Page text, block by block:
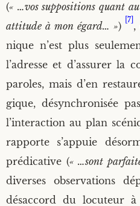
(« …vos sup­po­si­tions quant
atti­tude à mon égard… »)
[7]
,
nique n’est plus
l’adresse et d’assurer la
paroles, mais d’en
gique, désyn­chro­ni­sée
l’interaction au plan
rap­porte s’appuie
pré­di­ca­tive (« …sont
diverses obser­va­tions
désac­cord du locu­teur à